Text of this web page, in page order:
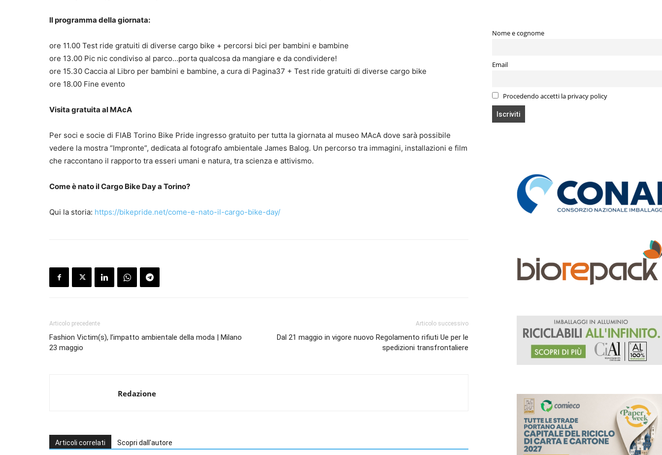
Il programma della giornata:
ore 11.00 Test ride gratuiti di diverse cargo bike + percorsi bici per bambini e bambine
ore 13.00 Pic nic condiviso al parco…porta qualcosa da mangiare e da condividere!
ore 15.30 Caccia al Libro per bambini e bambine, a cura di Pagina37 + Test ride gratuiti di diverse cargo bike
ore 18.00 Fine evento
Visita gratuita al MAcA
Per soci e socie di FIAB Torino Bike Pride ingresso gratuito per tutta la giornata al museo MAcA dove sarà possibile
vedere la mostra “Impronte”, dedicata al fotografo ambientale James Balog. Un percorso tra immagini, installazioni e film
che raccontano il rapporto tra esseri umani e natura, tra scienza e attivismo.
Come è nato il Cargo Bike Day a Torino?
Qui la storia: https://bikepride.net/come-e-nato-il-cargo-bike-day/
Articolo precedente
Fashion Victim(s), l’impatto ambientale della moda | Milano
23 maggio
Articolo successivo
Dal 21 maggio in vigore nuovo Regolamento rifiuti Ue per le
spedizioni transfrontaliere
Redazione
Articoli correlati Scopri dall'autore
Nome e cognome
Email
Procedendo accetti la privacy policy